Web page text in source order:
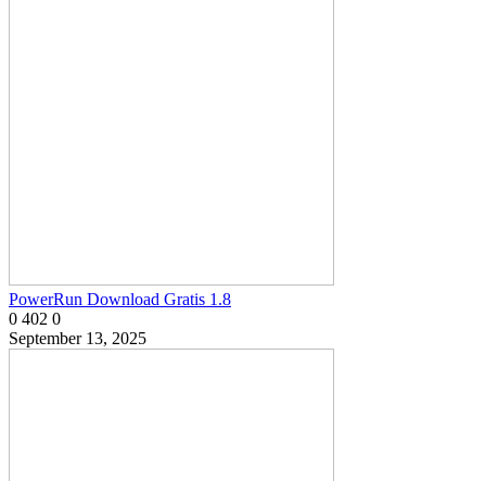
PowerRun Download Gratis 1.8
0 402 0
September 13, 2025